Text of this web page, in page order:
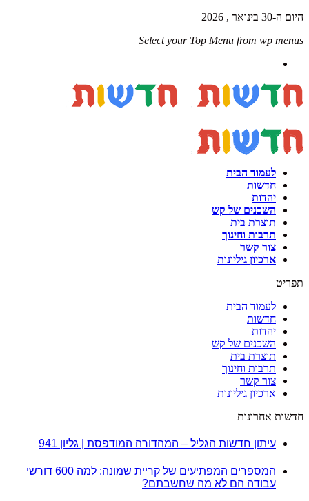
היום ה-30 בינואר , 2026
Select your Top Menu from wp menus
לעמוד הבית
חדשות
יהדות
השכנים של קש
תוצרת בית
תרבות וחינוך
צור קשר
ארכיון גיליונות
תפריט
לעמוד הבית
חדשות
יהדות
השכנים של קש
תוצרת בית
תרבות וחינוך
צור קשר
ארכיון גיליונות
חדשות אחרונות
עיתון חדשות הגליל – המהדורה המודפסת | גליון 941
המספרים המפתיעים של קריית שמונה: למה 600 דורשי
עבודה הם לא מה שחשבתם?